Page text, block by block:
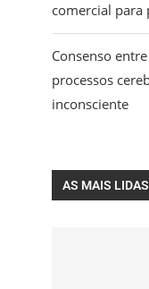
comercial para
Consenso
processos
inconsciente
AS MAIS LIDAS